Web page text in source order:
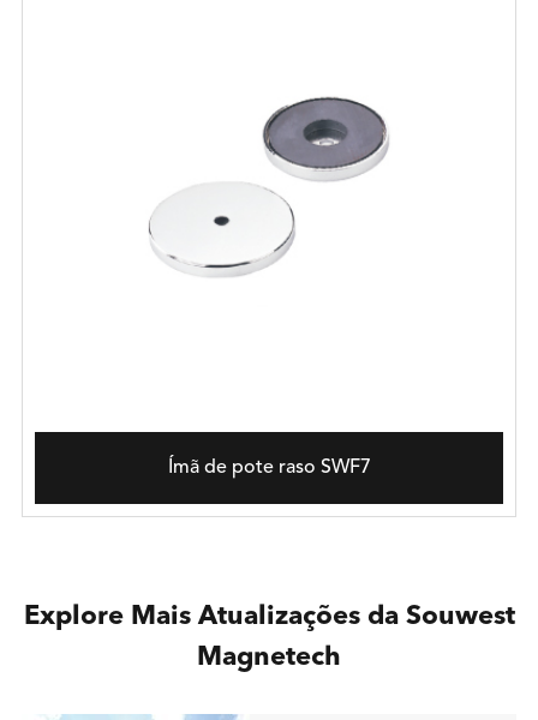
Ímã de pote raso SWF7
Explore Mais Atualizações da Souwest
Magnetech